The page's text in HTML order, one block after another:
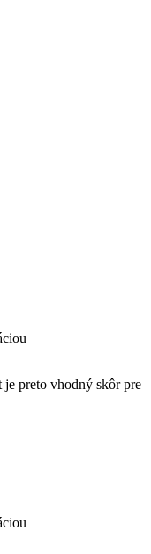
preto vhodný skôr pre